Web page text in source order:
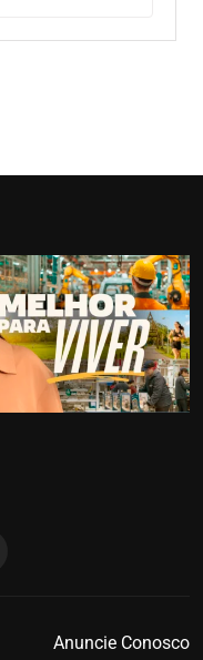
Anuncie Conosco